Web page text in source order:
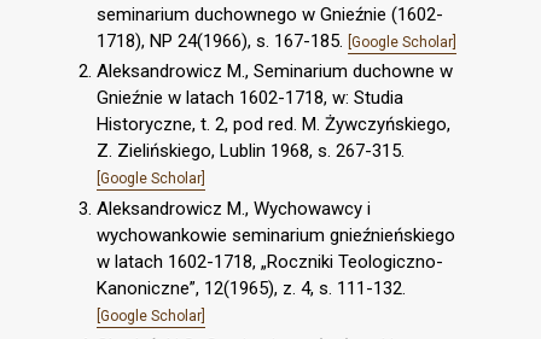
seminarium duchownego w Gnieźnie (1602-
1718), NP 24(1966), s. 167-185.
[Google Scholar]
Aleksandrowicz M., Seminarium duchowne w
Gnieźnie w latach 1602-1718, w: Studia
Historyczne, t. 2, pod red. M. Żywczyńskiego,
Z. Zielińskiego, Lublin 1968, s. 267-315.
[Google Scholar]
Aleksandrowicz M., Wychowawcy i
wychowankowie seminarium gnieźnieńskiego
w latach 1602-1718, „Roczniki Teologiczno-
Kanoniczne”, 12(1965), z. 4, s. 111-132.
[Google Scholar]